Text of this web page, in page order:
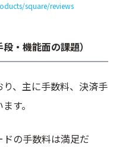
square/reviews
・機能面の課題）
、主に手数料、決済手
す。
の手数料は満足だ